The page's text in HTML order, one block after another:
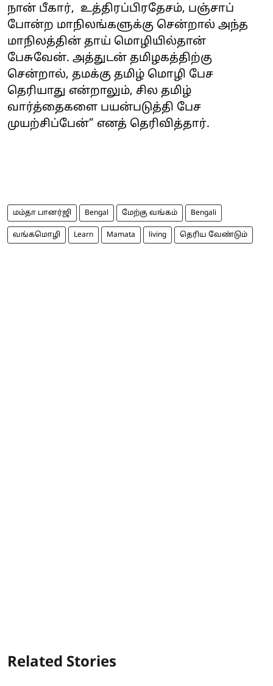
நான் பீகார், உத்திரப்பிரதேசம், பஞ்சாப்
போன்ற மாநிலங்களுக்கு சென்றால் அந்த
மாநிலத்தின் தாய் மொழியில்தான்
பேசுவேன். அத்துடன் தமிழகத்திற்கு
சென்றால், தமக்கு தமிழ் மொழி பேச
தெரியாது என்றாலும், சில தமிழ்
வார்த்தைகளை பயன்படுத்தி பேச
முயற்சிப்பேன்” எனத் தெரிவித்தார்.
மம்தா பானர்ஜி Bengal மேற்கு வங்கம் Bengali
வங்கமொழி Learn Mamata living தெரிய வேண்டும்
Related Stories